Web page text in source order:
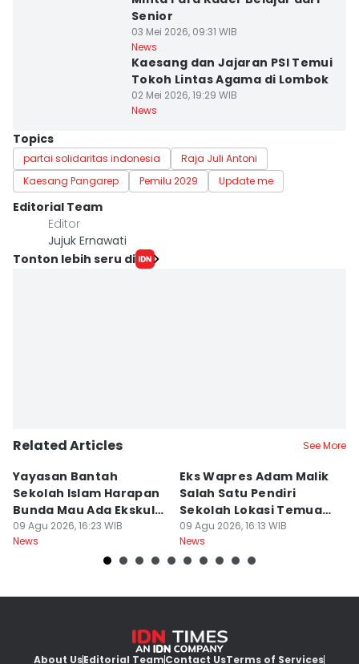
Senior
03 Mei 2026, 09:31 WIB
News
Kaesang dan Jajaran PSI Temui
Tokoh Lintas Agama di Lombok
02 Mei 2026, 19:29 WIB
News
Topics
partai solidaritas indonesia
Raja Juli Antoni
Kaesang Pangarep
Pemilu 2029 Update me
Editorial Team
Editor
Jujuk Ernawati
Tonton lebih seru di
Related Articles See More
Yayasan Bantah
Sekolah Islam Harapan
Bunda Mau Ada Ekskul
Menembak
09 Agu 2026, 16:23 WIB
News
Eks Wapres Adam Malik
Salah Satu Pendiri
Sekolah Lokasi Temuan
Senjata
09 Agu 2026, 16:13 WIB
News
About UsEditorial TeamContact UsTerms of Services